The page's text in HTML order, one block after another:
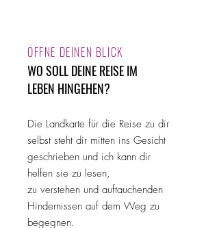
ÖFFNE DEINEN BLICK
WO SOLL DEINE REISE IM
LEBEN HINGEHEN?
Die Landkarte für die Reise zu dir
selbst steht dir mitten ins Gesicht
geschrieben und ich kann dir
helfen sie zu lesen,
zu verstehen und auftauchenden
Hindernissen auf dem Weg zu
begegnen.